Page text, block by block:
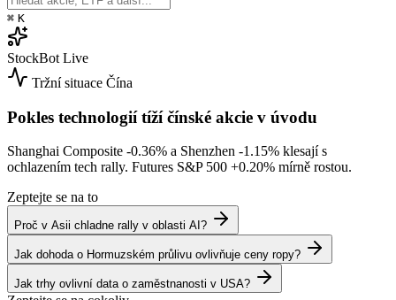
⌘ K
StockBot Live
Tržní situace Čína
Pokles technologií tíží čínské akcie v úvodu
Shanghai Composite -0.36% a Shenzhen -1.15% klesají s
ochlazením tech rally. Futures S&P 500 +0.20% mírně rostou.
Zeptejte se na to
Proč v Asii chladne rally v oblasti AI?
Jak dohoda o Hormuzském průlivu ovlivňuje ceny ropy?
Jak trhy ovlivní data o zaměstnanosti v USA?